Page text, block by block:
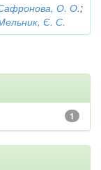
О. О.;
Є. С.
1